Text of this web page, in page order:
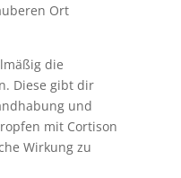
Ort
die
Diese gibt dir
und
mit Cortison
Wirkung zu